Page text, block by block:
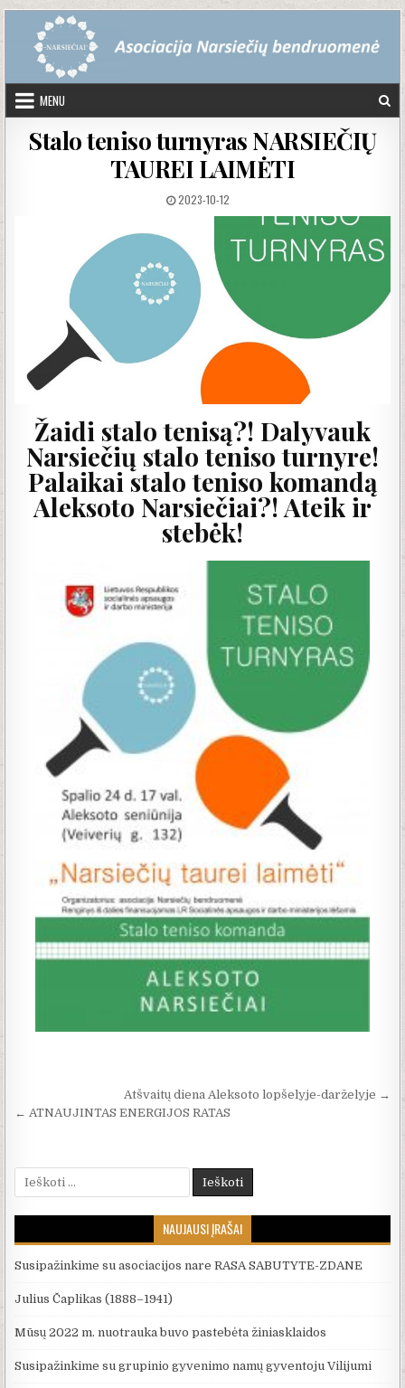
Skip to content
MENU
Stalo teniso turnyras NARSIEČIŲ
TAUREI LAIMĖTI
PUBLISHED DATE:
2023-10-12
Žaidi stalo tenisą?! Dalyvauk
Narsiečių stalo teniso turnyre!
Palaikai stalo teniso komandą
Aleksoto Narsiečiai?! Ateik ir
stebėk!
Navigacija tarp įrašų
Atšvaitų diena Aleksoto lopšelyje-darželyje →
← ATNAUJINTAS ENERGIJOS RATAS
Ieškoti:
NAUJAUSI ĮRAŠAI
Susipažinkime su asociacijos nare RASA SABUTYTE-ZDANE
Julius Čaplikas (1888–1941)
Mūsų 2022 m. nuotrauka buvo pastebėta žiniasklaidos
Susipažinkime su grupinio gyvenimo namų gyventoju Vilijumi